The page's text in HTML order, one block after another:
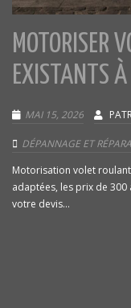
MOTORISER
EXISTANTS
MAI 15, 2026
DÉPANNAGE ET
Motorisation volet
adaptées, les prix de
votre devis...